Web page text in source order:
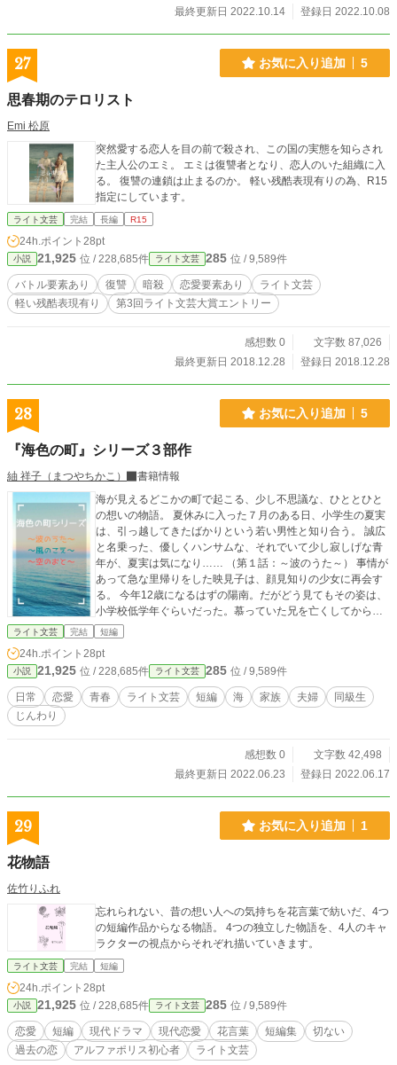
最終更新日 2022.10.14
登録日 2022.10.08
27 お気に入り追加 5
思春期のテロリスト
Emi 松原
突然愛する恋人を目の前で殺され、この国の実態を知らされ
た主人公のエミ。 エミは復讐者となり、恋人のいた組織に入
る。 復讐の連鎖は止まるのか。 軽い残酷表現有りの為、R15
指定にしています。
ライト文芸 完結 長編 R15
24h.ポイント 28pt
小説 21,925 位 / 228,685件 ライト文芸 285 位 / 9,589件
バトル要素あり 復讐 暗殺 恋愛要素あり
ライト文芸
軽い残酷表現有り
第3回ライト文芸大賞エントリー
感想数 0
文字数 87,026
最終更新日 2018.12.28
登録日 2018.12.28
28 お気に入り追加 5
『海色の町』シリーズ３部作
紬 祥子（まつやちかこ）
書籍情報
海が見えるどこかの町で起こる、少し不思議な、ひととひと
の想いの物語。 夏休みに入った７月のある日、小学生の夏実
は、引っ越してきたばかりという若い男性と知り合う。 誠広
と名乗った、優しくハンサムな、それでいて少し寂しげな青
年が、夏実は気になり…… （第１話：～波のうた～） 事情が
あって急な里帰りをした映見子は、顔見知りの少女に再会す
る。 今年12歳になるはずの陽南。だがどう見てもその姿は、
小学校低学年ぐらいだった。慕っていた兄を亡くしてから外
見が変わらないのだという…… （第２話：～風のこえ～） 職
りに立ち寄った図書館で、中学の同級生だった繭子と再会す
る。もうすぐ結婚するという彼女は見るからに幸せそうだ。
しかし、会話する二人を見つめる周囲の目は、なにか妙な雰
囲気をはらんでいて…… （第３話：～空のおと～）
ライト文芸 完結 短編
24h.ポイント 28pt
小説 21,925 位 / 228,685件 ライト文芸 285 位 / 9,589件
日常 恋愛 青春 ライト文芸 短編 海 家族 夫婦
同級生
じんわり
感想数 0
文字数 42,498
最終更新日 2022.06.23
登録日 2022.06.17
29 お気に入り追加 1
花物語
佐竹りふれ
忘れられない、昔の想い人への気持ちを花言葉で紡いだ、4つ
の短編作品からなる物語。 4つの独立した物語を、4人のキャ
ラクターの視点からそれぞれ描いていきます。
ライト文芸 完結 短編
24h.ポイント 28pt
小説 21,925 位 / 228,685件 ライト文芸 285 位 / 9,589件
恋愛 短編 現代ドラマ 現代恋愛 花言葉 短編集
切ない
過去の恋
アルファポリス初心者 ライト文芸